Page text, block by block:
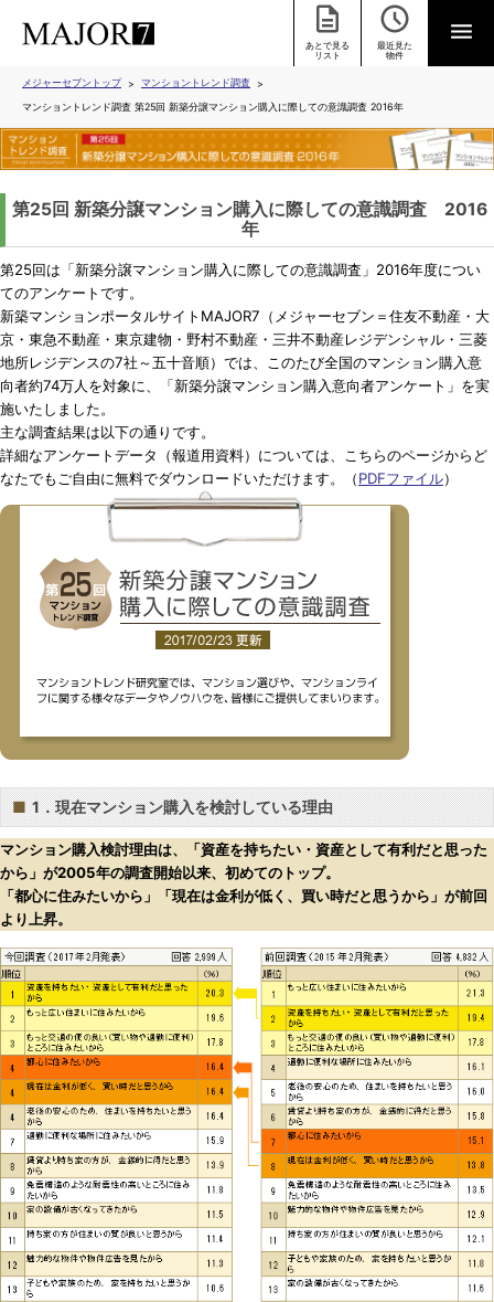
あとで見る
リスト
最近見た
物件
メジャーセブントップ
マンショントレンド調査
マンショントレンド調査 第25回 新築分譲マンション購入に際しての意識調査 2016年
第25回 新築分譲マンション購入に際しての意識調査 2016
年
第25回は「新築分譲マンション購入に際しての意識調査」2016年度につい
てのアンケートです。
新築マンションポータルサイトMAJOR7（メジャーセブン＝住友不動産・大
京・東急不動産・東京建物・野村不動産・三井不動産レジデンシャル・三菱
地所レジデンスの7社～五十音順）では、このたび全国のマンション購入意
向者約74万人を対象に、「新築分譲マンション購入意向者アンケート」を実
施いたしました。
主な調査結果は以下の通りです。
詳細なアンケートデータ（報道用資料）については、こちらのページからど
なたでもご自由に無料でダウンロードいただけます。（PDFファイル）
■ 1．現在マンション購入を検討している理由
マンション購入検討理由は、「資産を持ちたい・資産として有利だと思った
から」が2005年の調査開始以来、初めてのトップ。
「都心に住みたいから」「現在は金利が低く、買い時だと思うから」が前回
より上昇。